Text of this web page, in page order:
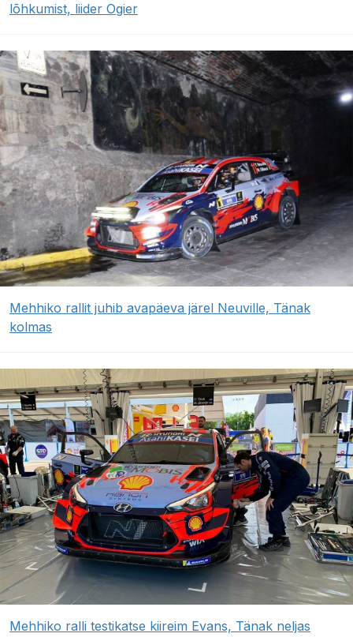
lõhkumist, liider Ogier
Mehhiko rallit juhib avapäeva järel Neuville, Tänak
kolmas
Mehhiko ralli testikatse kiireim Evans, Tänak neljas